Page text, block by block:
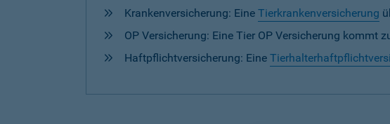
Krankenversicherung: Eine Tierkrankenversicherung
OP Versicherung: Eine Tier OP Versicherung kommt
Haftpflichtversicherung: Eine